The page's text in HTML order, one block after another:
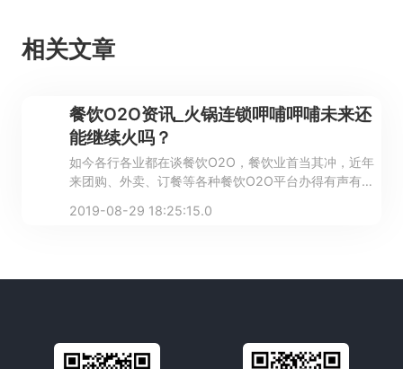
相关文章
餐饮O2O资讯_火锅连锁呷哺呷哺未来还
能继续火吗？
如今各行各业都在谈餐饮O2O，餐饮业首当其冲，近年
来团购、外卖、订餐等各种餐饮O2O平台办得有声有
选择拥抱互联网，想分得一杯羹。
2019-08-29 18:25:15.0